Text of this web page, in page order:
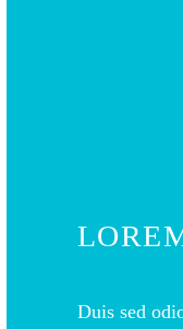
Duis sed